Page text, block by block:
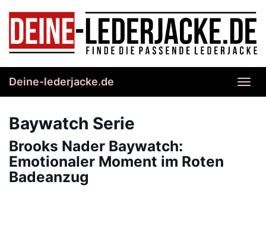
content
Deine-lederjacke.de
Baywatch Serie
Brooks Nader Baywatch:
Emotionaler Moment im Roten
Badeanzug